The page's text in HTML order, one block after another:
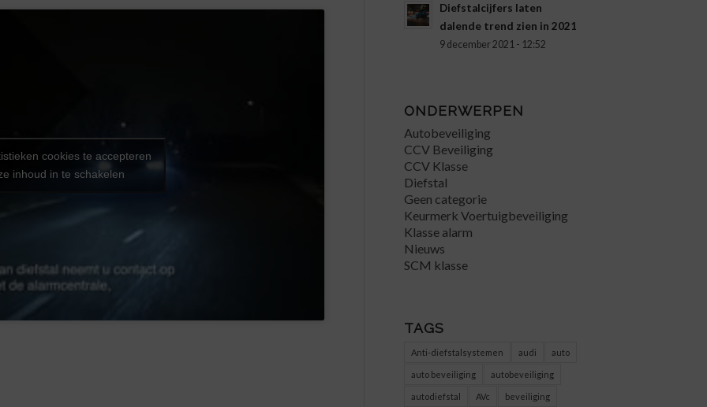
cookies te accepteren
inhoud in te schakelen
Diefstalcijfers laten
dalende trend zien in 2021
9 december 2021 - 12:52
ONDERWERPEN
Autobeveiliging
CCV Beveiliging
CCV Klasse
Diefstal
Geen categorie
Keurmerk Voertuigbeveiliging
Klasse alarm
Nieuws
SCM klasse
TAGS
Anti-diefstalsystemen audi auto
auto beveiliging autobeveiliging
autodiefstal AVc beveiliging